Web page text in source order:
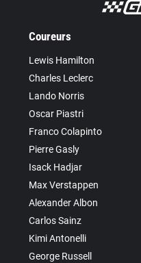
Coureurs
Lewis Hamilton
Charles Leclerc
Lando Norris
Oscar Piastri
Franco Colapinto
Pierre Gasly
Isack Hadjar
Max Verstappen
Alexander Albon
Carlos Sainz
Kimi Antonelli
George Russell